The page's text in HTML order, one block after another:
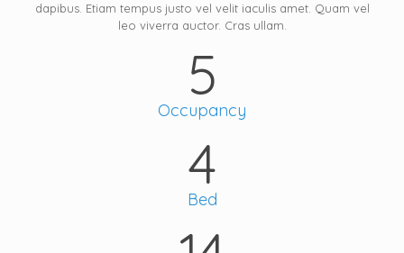
dapibus. Etiam tempus justo vel velit iaculis amet. Quam vel
leo viverra auctor. Cras ullam.
5
Occupancy
4
Bed